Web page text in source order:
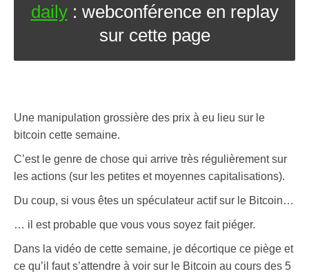
daily: webconférence en replay
sur cette page
Une manipulation grossière des prix à eu lieu sur le
bitcoin cette semaine.
C’est le genre de chose qui arrive très régulièrement sur
les actions (sur les petites et moyennes capitalisations).
Du coup, si vous êtes un spéculateur actif sur le Bitcoin…
… il est probable que vous vous soyez fait piéger.
Dans la vidéo de cette semaine, je décortique ce piège et
ce qu’il faut s’attendre à voir sur le Bitcoin au cours des 5